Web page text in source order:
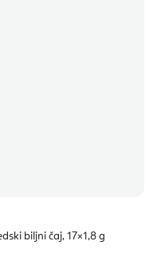
biljni čaj, 17×1,8 g